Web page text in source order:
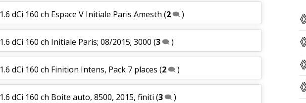
1.6 dCi 160 ch Espace V Initiale Paris Amesth (2 )
1.6 dCi 160 ch Initiale Paris; 08/2015; 3000 (3 )
1.6 dCi 160 ch Finition Intens, Pack 7 places (2 )
1.6 dCi 160 ch Boite auto, 8500, 2015, finiti (3 )